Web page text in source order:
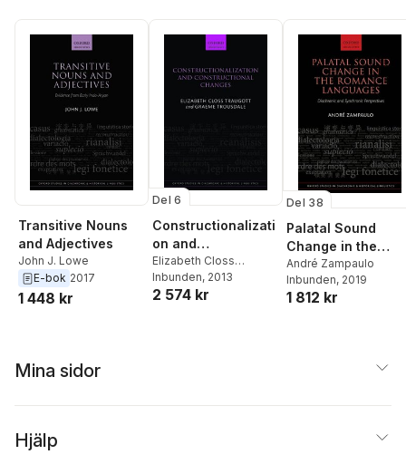
Transitive Nouns
and Adjectives
John J. Lowe
E-bok 2017
1 448 kr
Del 6
Constructionalizati
on and
Constructional
Changes
Elizabeth Closs
Traugott,Graeme
Trousdale
Inbunden, 2013
2 574 kr
Del 38
Palatal Sound
Change in the
Romance
Languages
André Zampaulo
Inbunden, 2019
1 812 kr
Mina sidor
Hjälp